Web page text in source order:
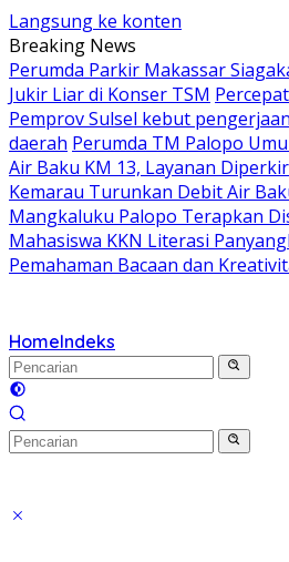
Langsung ke konten
Breaking News
Perumda Parkir Makassar
Jukir Liar di Konser TSM
Pemprov Sulsel kebut
daerah Perumda TM Palopo
Air Baku KM 13, Layanan
Kemarau Turunkan Debit Air
Mangkaluku Palopo Terapkan
Mahasiswa KKN Literasi
Pemahaman Bacaan dan
HomeIndeks